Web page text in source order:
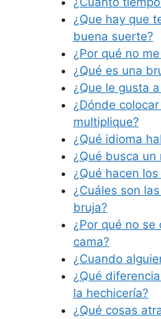
¿Que hay que
buena suerte?
¿Por qué no
¿Qué es una
¿Que le gusta
¿Dónde
multiplique?
¿Qué idioma
¿Qué busca un
¿Qué hacen
¿Cuáles son
bruja?
¿Por qué no
cama?
¿Cuando
¿Qué
la hechicería?
¿Qué cosas